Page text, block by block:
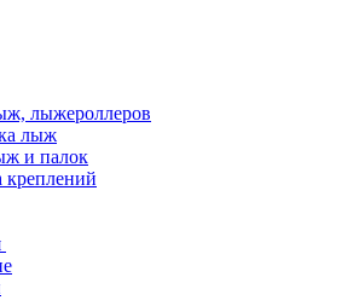
лыжероллеров
лыж
и палок
креплений